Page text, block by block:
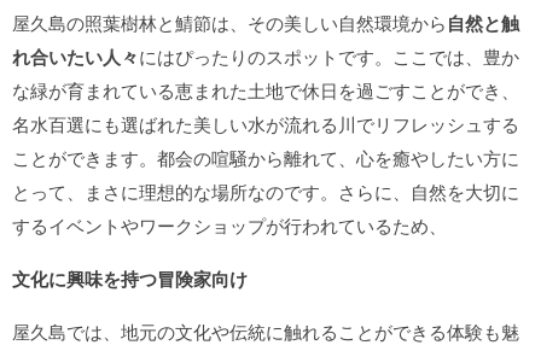
屋久島の照葉樹林と鯖節は、その美しい自然環境から自然と触
れ合いたい人々にはぴったりのスポットです。ここでは、豊か
な緑が育まれている恵まれた土地で休日を過ごすことができ、
名水百選にも選ばれた美しい水が流れる川でリフレッシュする
ことができます。都会の喧騒から離れて、心を癒やしたい方に
とって、まさに理想的な場所なのです。さらに、自然を大切に
するイベントやワークショップが行われているため、
文化に興味を持つ冒険家向け
屋久島では、地元の文化や伝統に触れることができる体験も魅